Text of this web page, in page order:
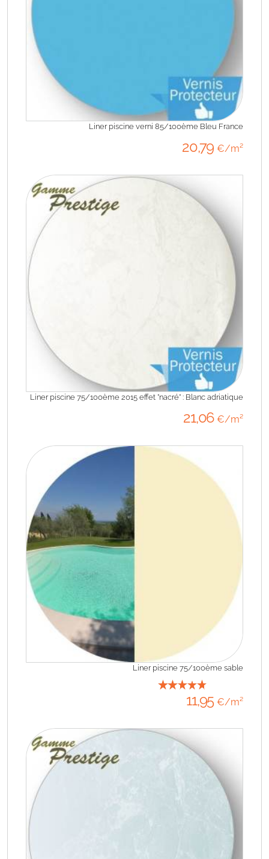
Liner piscine verni 85/100ème Bleu France
20,79 €/m²
Liner piscine 75/100ème 2015 effet "nacré" : Blanc adriatique
21,06 €/m²
Liner piscine 75/100ème sable
11,95 €/m²